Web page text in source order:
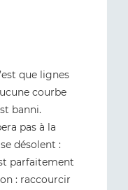
que lignes
courbe
banni.
pas à la
désolent :
parfaitement
: raccourcir